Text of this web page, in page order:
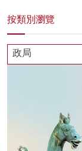
按類別瀏覽
政局